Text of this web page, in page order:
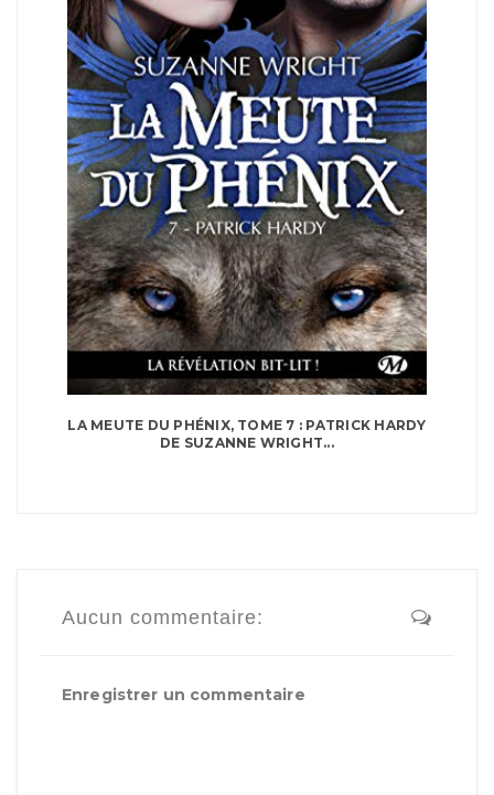
LA MEUTE DU PHÉNIX, TOME 7 : PATRICK HARDY
DE SUZANNE WRIGHT...
Aucun commentaire:
Enregistrer un commentaire